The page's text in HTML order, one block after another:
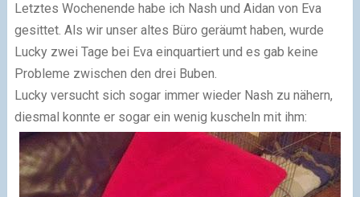
Letztes Wochenende habe ich Nash und Aidan von Eva
gesittet. Als wir unser altes Büro geräumt haben, wurde
Lucky zwei Tage bei Eva einquartiert und es gab keine
Probleme zwischen den drei Buben.
Lucky versucht sich sogar immer wieder Nash zu nähern,
diesmal konnte er sogar ein wenig kuscheln mit ihm: